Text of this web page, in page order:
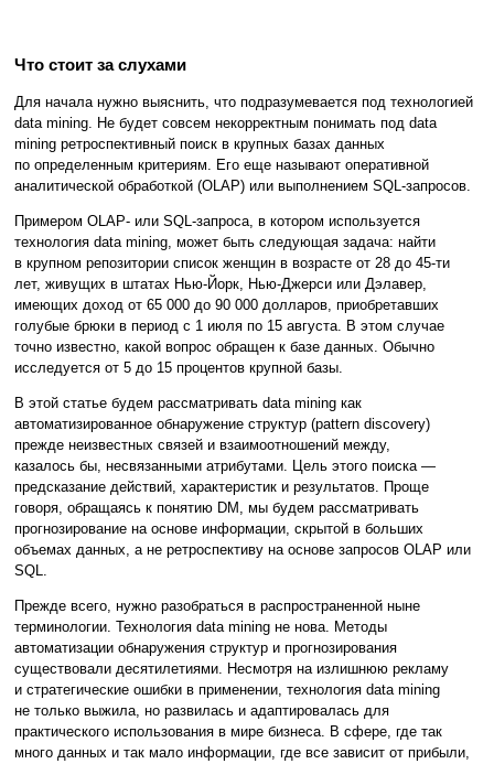
Что стоит за слухами
Для начала нужно выяснить, что подразумевается под технологией
data mining. Не будет совсем некорректным понимать под data
mining ретроспективный поиск в крупных базах данных
по определенным критериям. Его еще называют оперативной
аналитической обработкой (OLAP) или выполнением SQL-запросов.
Примером OLAP- или SQL-запроса, в котором используется
технология data mining, может быть следующая задача: найти
в крупном репозитории список женщин в возрасте от 28 до 45-ти
лет, живущих в штатах Нью-Йорк, Нью-Джерси или Дэлавер,
имеющих доход от 65 000 до 90 000 долларов, приобретавших
голубые брюки в период с 1 июля по 15 августа. В этом случае
точно известно, какой вопрос обращен к базе данных. Обычно
исследуется от 5 до 15 процентов крупной базы.
В этой статье будем рассматривать data mining как
автоматизированное обнаружение структур (pattern discovery)
прежде неизвестных связей и взаимоотношений между,
казалось бы, несвязанными атрибутами. Цель этого поиска —
предсказание действий, характеристик и результатов. Проще
говоря, обращаясь к понятию DM, мы будем рассматривать
прогнозирование на основе информации, скрытой в больших
объемах данных, а не ретроспективу на основе запросов OLAP или
SQL.
Прежде всего, нужно разобраться в распространенной ныне
терминологии. Технология data mining не нова. Методы
автоматизации обнаружения структур и прогнозирования
существовали десятилетиями. Несмотря на излишнюю рекламу
и стратегические ошибки в применении, технология data mining
не только выжила, но развилась и адаптировалась для
практического использования в мире бизнеса. В сфере, где так
много данных и так мало информации, где все зависит от прибыли,